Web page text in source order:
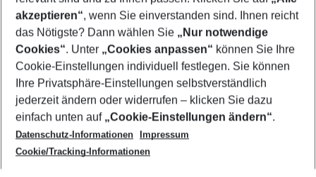
Footer
Footer navigation
Über uns
AGB
Cookie-Einstellungen ändern
Cookie-Richtlinie
Datenschutz
Service & Hilfe
Barrierefreies Reisen
Check-in
Folgen Sie uns
akzeptieren“, wenn Sie einverstanden sind. Ihnen reicht
das Nötigste? Dann wählen Sie „Nur notwendige
Cookies“. Unter „Cookies anpassen“ können Sie Ihre
Cookie-Einstellungen individuell festlegen. Sie können
Ihre Privatsphäre-Einstellungen selbstverständlich
jederzeit ändern oder widerrufen – klicken Sie dazu
einfach unten auf „Cookie-Einstellungen ändern“.
Datenschutz-Informationen
Impressum
Cookie/Tracking-Informationen